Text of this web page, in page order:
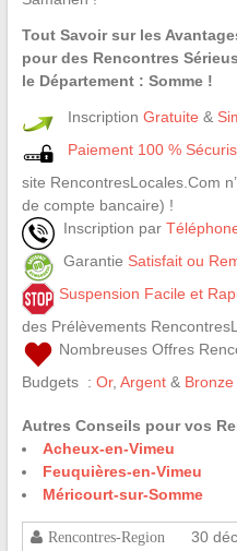
Tout Savoir sur les
pour des Rencontres
le Département : Somme !
Inscription Gratuite &
Paiement 100 %
site RencontresLocales.Com
de compte bancaire) !
Inscription par
Garantie Satisfait ou
Suspension Facile et
des Prélèvements
Nombreuses Offres
Budgets : Or, Argent& Bronze
Autres Conseils pour vos
Acheux-en-Vimeu
Feuquières-en-Vimeu
Méricourt-sur-Somme
Rencontres-Region 30